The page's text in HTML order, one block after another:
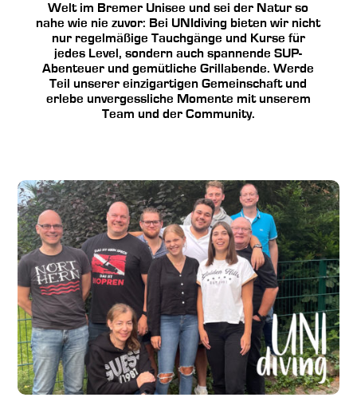
Welt im Bremer Unisee und sei der Natur so
nahe wie nie zuvor: Bei UNIdiving bieten wir nicht
nur regelmäßige Tauchgänge und Kurse für
jedes Level, sondern auch spannende SUP-
Abenteuer und gemütliche Grillabende. Werde
Teil unserer einzigartigen Gemeinschaft und
erlebe unvergessliche Momente mit unserem
Team und der Community.